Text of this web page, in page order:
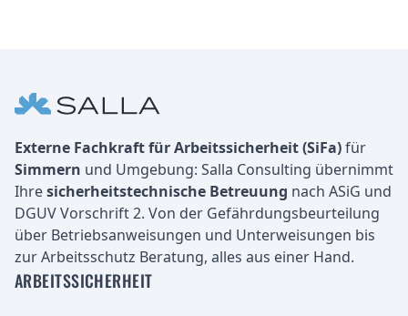
Unternehmen
Externe Fachkraft für Arbeitssicherheit (SiFa)für
Simmern und Umgebung: Salla Consulting übernimmt
Ihresicherheitstechnische Betreuung nach ASiG und
DGUV Vorschrift 2. Von der Gefährdungsbeurteilung
über Betriebsanweisungen und Unterweisungen bis
zur Arbeitsschutz Beratung, alles aus einer Hand.
ARBEITSSICHERHEIT